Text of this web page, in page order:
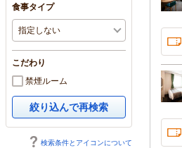
食事タイプ
こだわり
禁煙ルーム
絞り込んで再検索
検索条件とアイコンについて